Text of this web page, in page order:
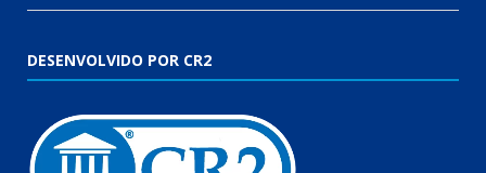
DESENVOLVIDO POR CR2